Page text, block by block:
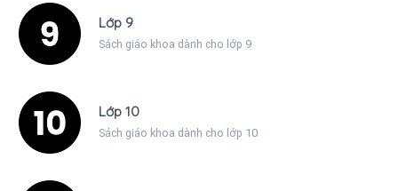
Lớp 9
Sách giáo khoa dành cho lớp 9
Lớp 10
Sách giáo khoa dành cho lớp 10